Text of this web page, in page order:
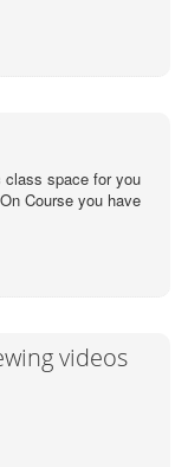
class space for you
Course you have
videos